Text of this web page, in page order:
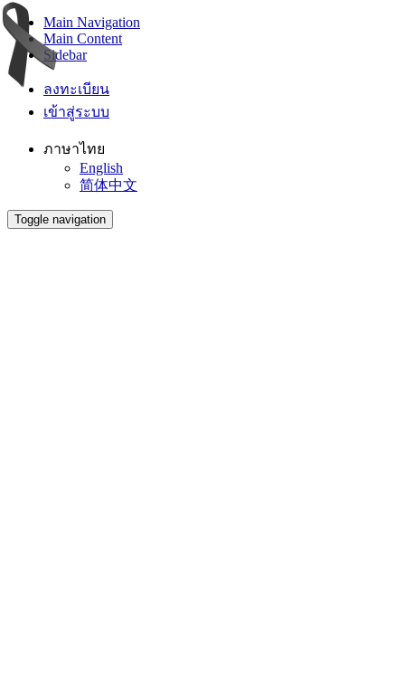
Main Navigation
Main Content
Sidebar
ลงทะเบียน
เข้าสู่ระบบ
ภาษาไทย
English
简体中文
Toggle navigation